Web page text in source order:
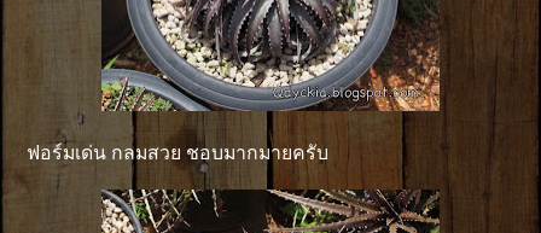
ฟอร์มเด่น กลมสวย ชอบมากมายครับ